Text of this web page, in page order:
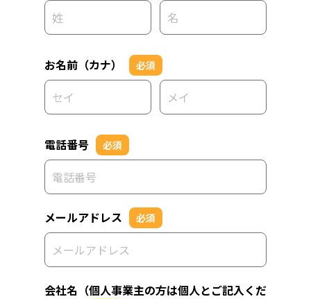
お名前（カナ） 必須
電話番号 必須
メールアドレス 必須
会社名（個人事業主の方は個人とご記入くだ